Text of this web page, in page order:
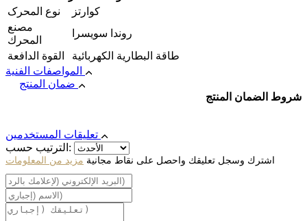
نوع المحرک
كوارتز
مصنع
المحرك
روندا سويسرا
القوة الدافعة
طاقة البطارية الكهربائية
شروط الضمان المنتج
الترتيب حسب:
اشترك وسجل تعليقك واحصل على نقاط مجانية مزيد من المعلومات